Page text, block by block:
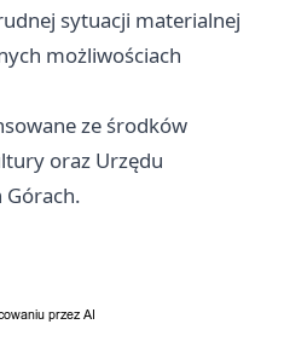
sytuacji materialnej
możliwościach
ze środków
oraz Urzędu
Górach.